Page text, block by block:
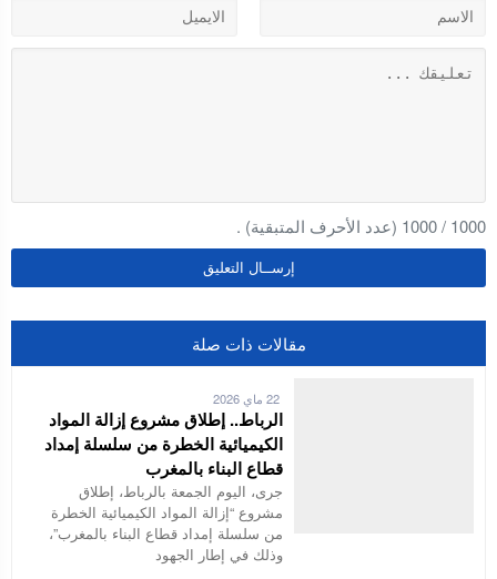
1000
/
1000 (عدد الأحرف المتبقية) .
مقالات ذات صلة
22 ماي 2026
الرباط.. إطلاق مشروع إزالة المواد
الكيميائية الخطرة من سلسلة إمداد
قطاع البناء بالمغرب
جرى، اليوم الجمعة بالرباط، إطلاق
مشروع “إزالة المواد الكيميائية الخطرة
من سلسلة إمداد قطاع البناء بالمغرب”،
وذلك في إطار الجهود